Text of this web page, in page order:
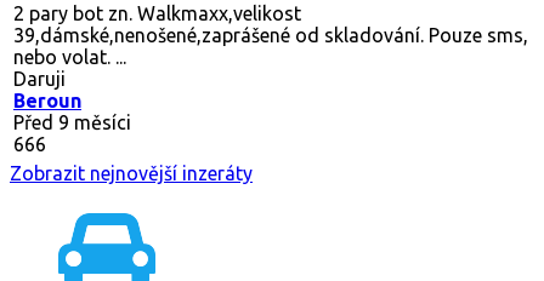
2 pary bot zn. Walkmaxx,velikost
39,dámské,nenošené,zaprášené od skladování. Pouze sms,
nebo volat. ...
Daruji
Beroun
Před 9 měsíci
666
Zobrazit nejnovější inzeráty